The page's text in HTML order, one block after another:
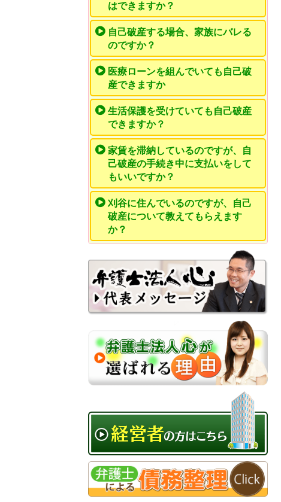
はできますか？
自己破産する場合、家族にバレる
のですか？
医療ローンを組んでいても自己破
産できますか
生活保護を受けていても自己破産
できますか？
家賃を滞納しているのですが、自
己破産の手続き中に支払いをして
もいいですか？
刈谷に住んでいるのですが、自己
破産について教えてもらえます
か？